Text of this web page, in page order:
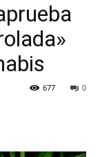
0
677